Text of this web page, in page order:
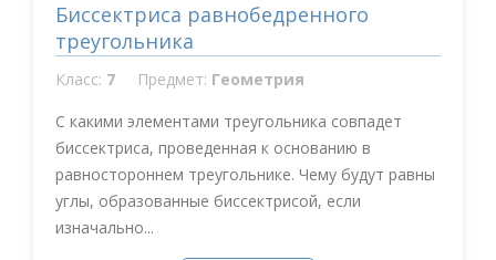
Биссектриса равнобедренного
треугольника
Класс: 7 Предмет: Геометрия
С какими элементами треугольника совпадет
биссектриса, проведенная к основанию в
равностороннем треугольнике. Чему будут равны
углы, образованные биссектрисой, если
изначально...